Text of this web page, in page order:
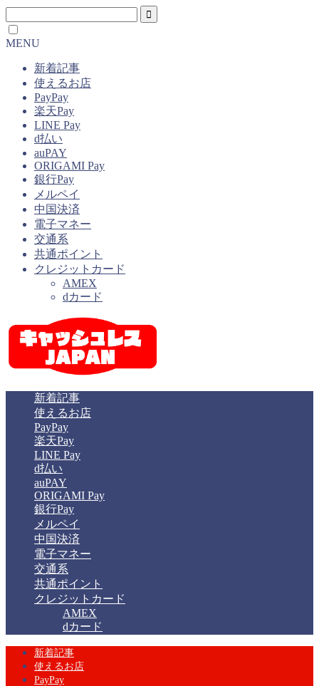
MENU
新着記事
使えるお店
PayPay
楽天Pay
LINE Pay
d払い
auPAY
ORIGAMI Pay
銀行Pay
メルペイ
中国決済
電子マネー
交通系
共通ポイント
クレジットカード
AMEX
dカード
新着記事
使えるお店
PayPay
楽天Pay
LINE Pay
d払い
auPAY
ORIGAMI Pay
銀行Pay
メルペイ
中国決済
電子マネー
交通系
共通ポイント
クレジットカード
AMEX
dカード
新着記事
使えるお店
PayPay